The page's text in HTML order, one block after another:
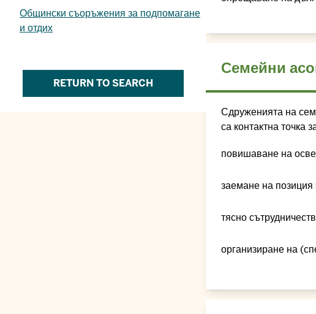
Общински съоръжения за подпомагане
и отдих
RETURN TO SEARCH
Семейни
Сдруженията на
са контактна точка
повишаване на
заемане на
тясно
организиране на